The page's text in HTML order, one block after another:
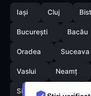
Iași Cluj
București Bacău
Oradea Suceava
Vaslui Neamț
Sibiu